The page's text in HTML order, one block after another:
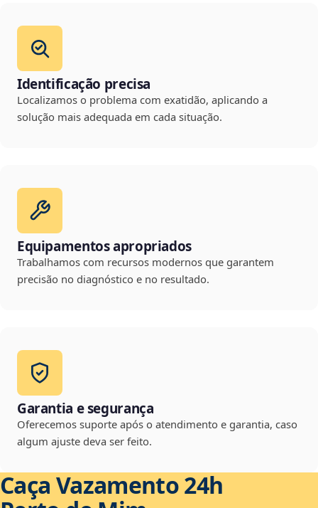
Identificação precisa
Localizamos o problema com exatidão, aplicando a
solução mais adequada em cada situação.
Equipamentos apropriados
Trabalhamos com recursos modernos que garantem
precisão no diagnóstico e no resultado.
Garantia e segurança
Oferecemos suporte após o atendimento e garantia, caso
algum ajuste deva ser feito.
Caça Vazamento 24h